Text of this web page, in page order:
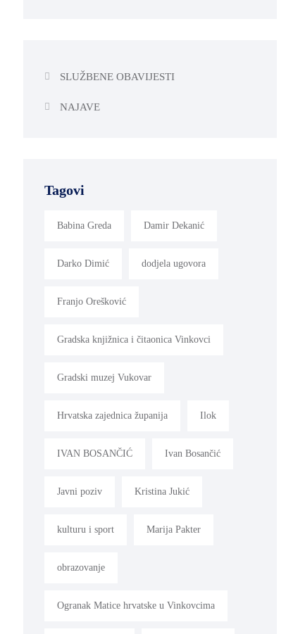
SLUŽBENE OBAVIJESTI
NAJAVE
Tagovi
Babina Greda Damir Dekanić
Darko Dimić dodjela ugovora
Franjo Orešković
Gradska knjižnica i čitaonica Vinkovci
Gradski muzej Vukovar
Hrvatska zajednica županija Ilok
IVAN BOSANČIĆ Ivan Bosančić
Javni poziv Kristina Jukić
kulturu i sport Marija Pakter
obrazovanje
Ogranak Matice hrvatske u Vinkovcima